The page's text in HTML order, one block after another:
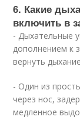
6. Какие
включить в
- Дыхательные
дополнением к
вернуть
- Один из
через нос,
медленное